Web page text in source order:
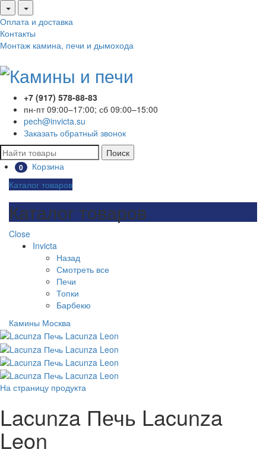
Оплата и доставка
Контакты
Монтаж камина, печи и дымохода
+7 (917) 578-88-83
пн-пт 09:00–17:00; сб 09:00–15:00
pech@invicta.su
Заказать обратный звонок
Поиск
0
Корзина
Каталог товаров
Каталог товаров
Close
Invicta
Назад
Смотреть все
Печи
Топки
Барбекю
Камины Москва
На страницу продукта
Lacunza Печь Lacunza
Leon